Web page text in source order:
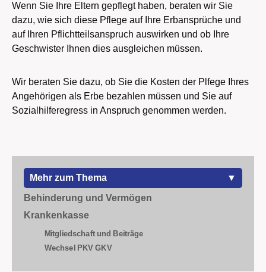
Wenn Sie Ihre Eltern gepflegt haben, beraten wir Sie
dazu, wie sich diese Pflege auf Ihre Erbansprüche und
auf Ihren Pflichtteilsanspruch auswirken und ob Ihre
Geschwister Ihnen dies ausgleichen müssen.
Wir beraten Sie dazu, ob Sie die Kosten der Plfege Ihres
Angehörigen als Erbe bezahlen müssen und Sie auf
Sozialhilferegress in Anspruch genommen werden.
zum Thema
Behinderung und Vermögen
Krankenkasse
Mitgliedschaft und Beiträge
Wechsel PKV GKV